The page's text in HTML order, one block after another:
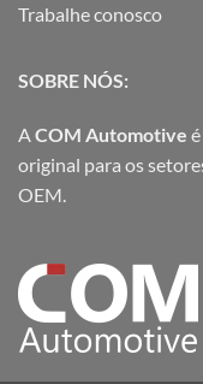
Trabalhe conosco
SOBRE NÓS:
ACOM Automotive
original para os
OEM.